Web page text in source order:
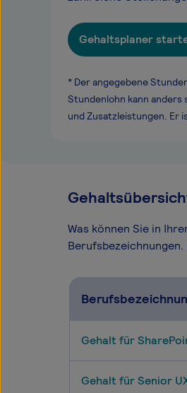
Gehaltsplaner
* Der angegebene
Stundenlohn kann anders
und Zusatzleistungen. Er
Was können Sie in
Gehalt für
Gehalt für Senior